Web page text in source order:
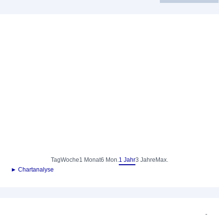
TagWoche1 Monat6 Mon.1 Jahr3 Jahre Max.
► Chartanalyse
-